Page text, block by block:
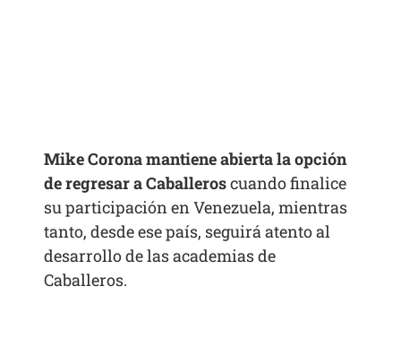
Mike Corona mantiene abierta la opción
de regresar a Caballeroscuando finalice
su participación en Venezuela, mientras
tanto, desde ese país, seguirá atento al
desarrollo de las academias de
Caballeros.